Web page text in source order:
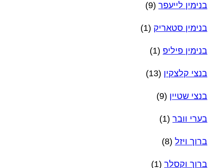
בנימין לייעפר (9)
בנימין סטאריק (1)
בנימין פיליפ (1)
בנצי קלצקין (13)
בנצי שטיין (9)
בערי וובר (1)
ברוך ויזל (8)
ברוך וקסלר (1)